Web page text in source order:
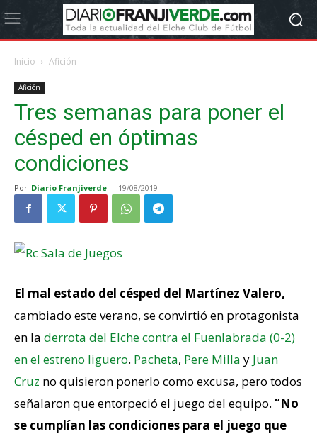
Inicio Afición
Afición
Tres semanas para poner el
césped en óptimas
condiciones
Por Diario Franjiverde - 19/08/2019
El mal estado del césped del Martínez Valero,
cambiado este verano, se convirtió en protagonista
en la derrota del Elche contra el Fuenlabrada (0-2)
en el estreno liguero. Pacheta, Pere Milla y Juan
Cruz no quisieron ponerlo como excusa, pero todos
señalaron que entorpeció el juego del equipo. “No
se cumplían las condiciones para el juego que